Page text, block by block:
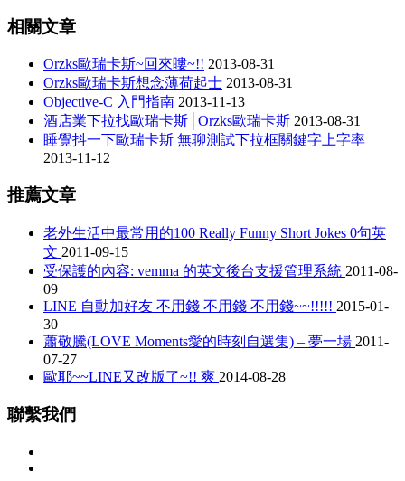
相關文章
Orzks歐瑞卡斯~回來瞜~!! 2013-08-31
Orzks歐瑞卡斯想念薄荷起士 2013-08-31
Objective-C 入門指南 2013-11-13
酒店業下拉找歐瑞卡斯│Orzks歐瑞卡斯 2013-08-31
睡覺抖一下歐瑞卡斯 無聊測試下拉框關鍵字上字率
2013-11-12
推薦文章
老外生活中最常用的100 Really Funny Short Jokes 0句英
文 2011-09-15
受保護的內容: vemma 的英文後台支援管理系統 2011-08-
09
LINE 自動加好友 不用錢 不用錢 不用錢~~!!!!! 2015-01-
30
蕭敬騰(LOVE Moments愛的時刻自選集) – 夢一場 2011-
07-27
歐耶~~LINE又改版了~!! 爽 2014-08-28
聯繫我們